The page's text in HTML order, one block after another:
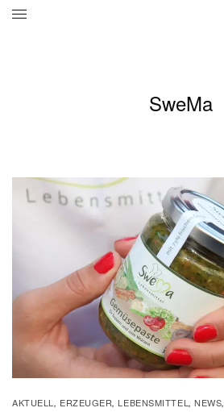
SweMa
AKTUELL, ERZEUGER, LEBENSMITTEL,NEWS,